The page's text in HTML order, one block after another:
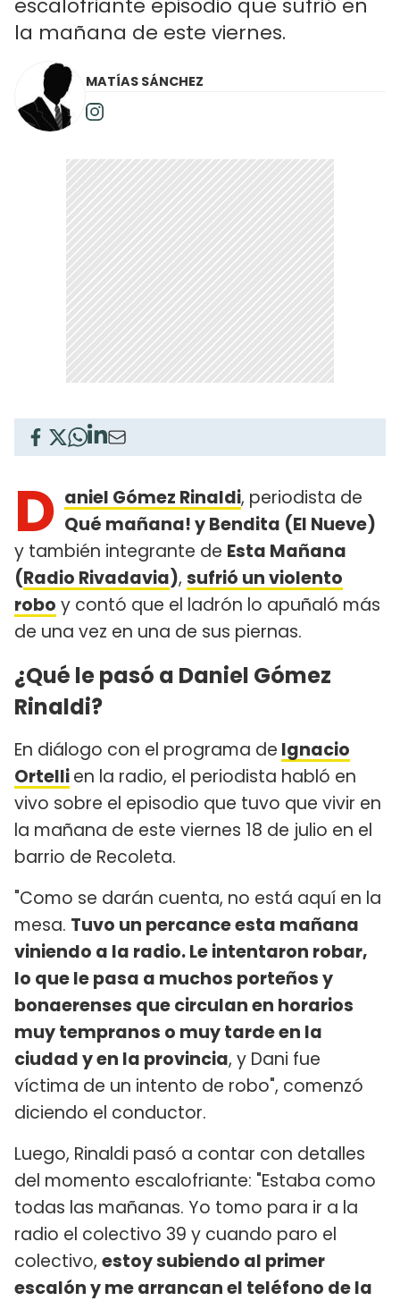
escalofriante episodio que sufrió en
la mañana de este viernes.
MATÍAS SÁNCHEZ
D aniel Gómez Rinaldi, periodista de
Qué mañana! y Bendita (El Nueve)
y también integrante de Esta Mañana
(Radio Rivadavia), sufrió un violento
robo y contó que el ladrón lo apuñaló más
de una vez en una de sus piernas.
¿Qué le pasó a Daniel Gómez
Rinaldi?
En diálogo con el programa de Ignacio
Ortellien la radio, el periodista habló en
vivo sobre el episodio que tuvo que vivir en
la mañana de este viernes 18 de julio en el
barrio de Recoleta.
"Como se darán cuenta, no está aquí en la
mesa. Tuvo un percance esta mañana
viniendo a la radio. Le intentaron robar,
lo que le pasa a muchos porteños y
bonaerenses que circulan en horarios
muy tempranos o muy tarde en la
ciudad y en la provincia, y Dani fue
víctima de un intento de robo", comenzó
diciendo el conductor.
Luego, Rinaldi pasó a contar con detalles
del momento escalofriante: "Estaba como
todas las mañanas. Yo tomo para ir a la
radio el colectivo 39 y cuando paro el
colectivo, estoy subiendo al primer
escalón y me arrancan el teléfono de la